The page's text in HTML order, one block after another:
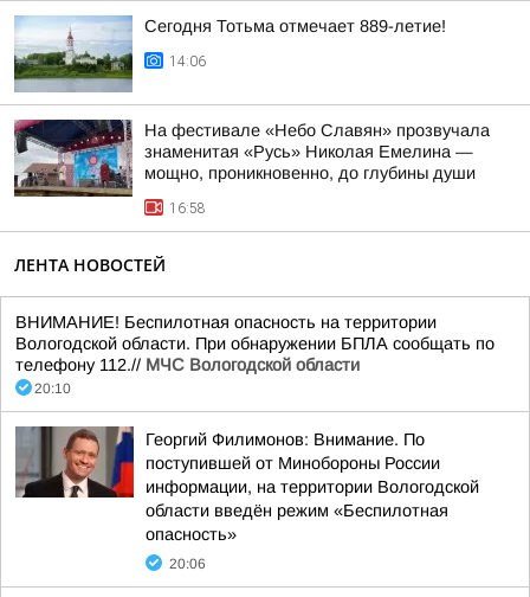
Сегодня Тотьма отмечает 889-летие!
14:06
На фестивале «Небо Славян» прозвучала
знаменитая «Русь» Николая Емелина —
мощно, проникновенно, до глубины души
16:58
ЛЕНТА НОВОСТЕЙ
ВНИМАНИЕ! Беспилотная опасность на территории
Вологодской области. При обнаружении БПЛА сообщать по
телефону 112.// МЧС Вологодской области
20:10
Георгий Филимонов: Внимание. По
поступившей от Минобороны России
информации, на территории Вологодской
области введён режим «Беспилотная
опасность»
20:06